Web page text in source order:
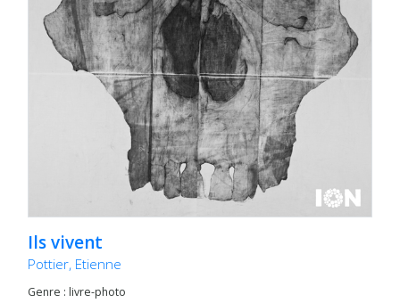
Ils vivent
Pottier, Etienne
Genre : livre-photo